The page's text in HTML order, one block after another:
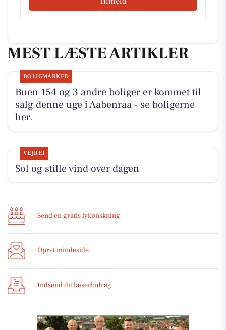
MEST LÆSTE ARTIKLER
BOLIGMARKED
Buen 154 og 3 andre boliger er kommet til
salg denne uge i Aabenraa - se boligerne
her.
VEJRET
Sol og stille vind over dagen
Send en gratis lykønskning
Opret mindeside
Indsend dit læserbidrag